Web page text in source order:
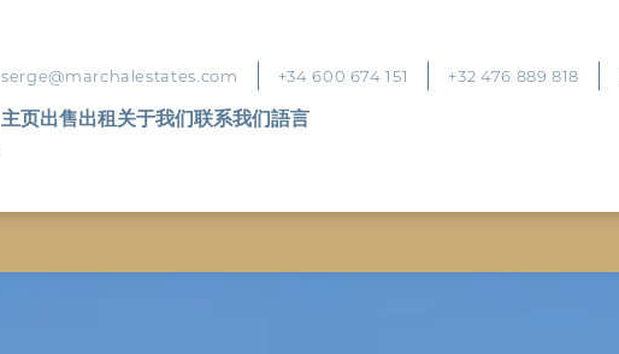
serge@marchalestates.com +34 600 674 151 +32 476 889 818
主页出售出租关于我们联系我们語言